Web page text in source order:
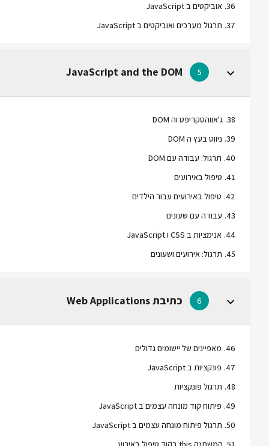
36
. אוביקטים ב JavaScript
37
. תרגול מערכים ואוביקטים ב JavaScript
5
JavaScript and the DOM
38
. ג'אווהסקריפט וה DOM
39
. ניווט בעץ ה DOM
40
. תרגול: עבודה עם DOM
41
. טיפול באירועים
42
. טיפול באירועים עבור הילדים
43
. עבודה עם שעונים
44
. אנימציות ב CSS ו JavaScript
45
. תרגול: אירועים ושעונים
6 כתיבת Web Applications
46
. מאפיינים של יישומים גדולים
47
. פונקציות ב JavaScript
48
. תרגול פונקציות
49
. פיתוח קוד מונחה עצמים ב JavaScript
50
. תרגול פיתוח מונחה עצמים ב JavaScript